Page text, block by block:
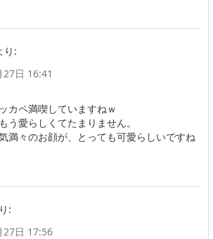
り:
日 16:41
カペ満喫していますねｗ
う愛らしくてたまりません。
満々のお顔が、とっても可愛らしいですね
:
27日 17:56